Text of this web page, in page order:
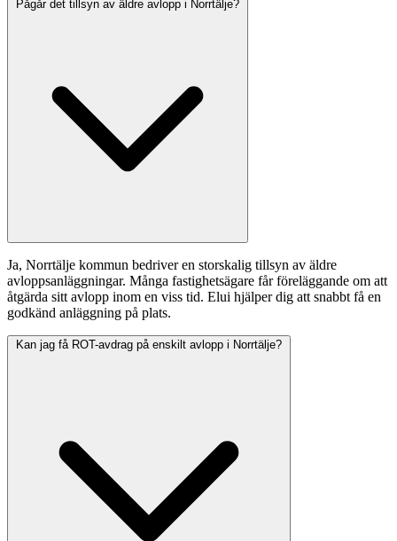
Pågår det tillsyn av äldre avlopp i Norrtälje?
Ja, Norrtälje kommun bedriver en storskalig tillsyn av äldre
avloppsanläggningar. Många fastighetsägare får föreläggande om att
åtgärda sitt avlopp inom en viss tid. Elui hjälper dig att snabbt få en
godkänd anläggning på plats.
Kan jag få ROT-avdrag på enskilt avlopp i Norrtälje?